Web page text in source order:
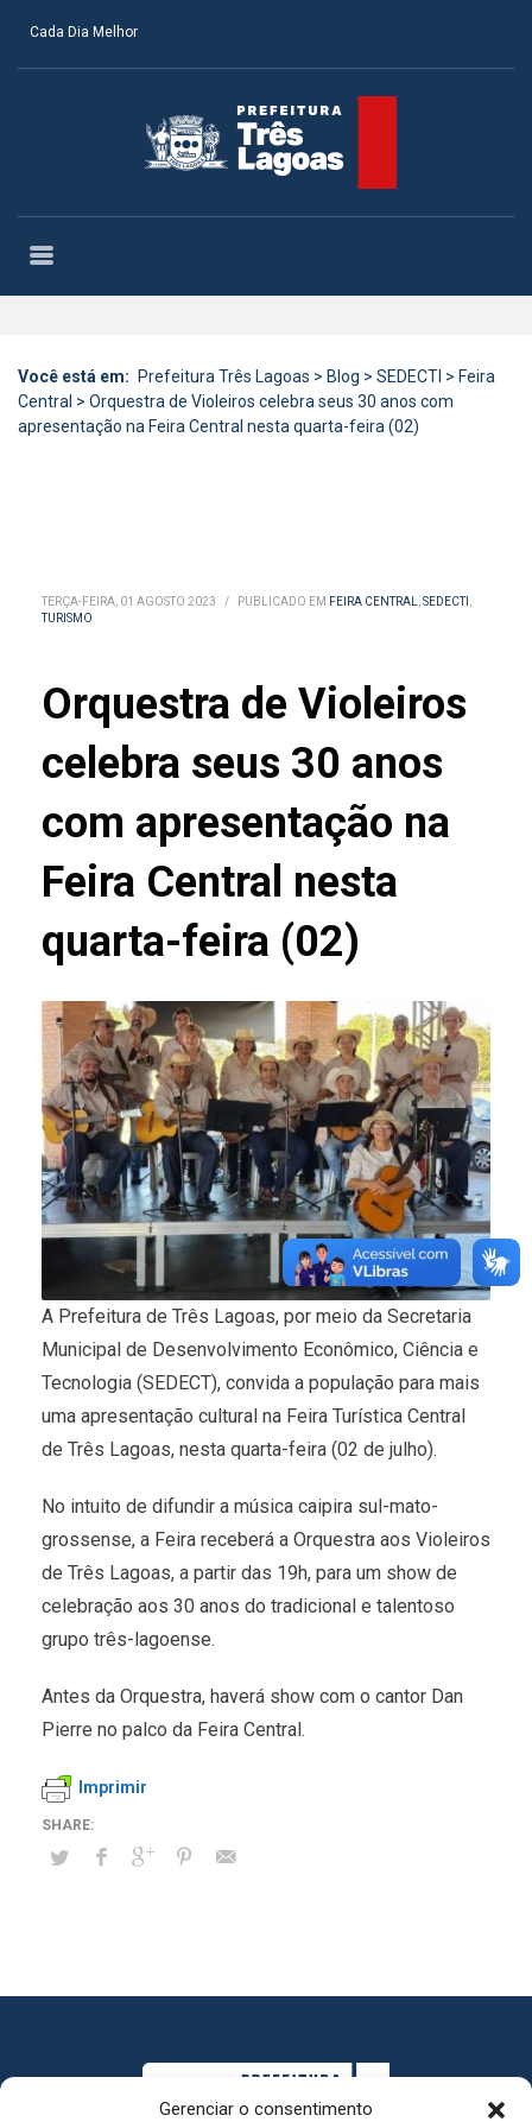
Gerenciar o consentimento
Cada Dia Melhor
Você está em: Prefeitura Três Lagoas > Blog > SEDECTI > Feira
Central > Orquestra de Violeiros celebra seus 30 anos com
apresentação na Feira Central nesta quarta-feira (02)
TERÇA-FEIRA, 01 AGOSTO 2023 / PUBLICADO EM FEIRA CENTRAL,SEDECTI ,
TURISMO
Orquestra de Violeiros
celebra seus 30 anos
com apresentação na
Feira Central nesta
quarta-feira (02)
A Prefeitura de Três Lagoas, por meio da Secretaria
Municipal de Desenvolvimento Econômico, Ciência e
Tecnologia (SEDECT), convida a população para mais
uma apresentação cultural na Feira Turística Central
de Três Lagoas, nesta quarta-feira (02 de julho).
No intuito de difundir a música caipira sul-mato-
grossense, a Feira receberá a Orquestra aos Violeiros
de Três Lagoas, a partir das 19h, para um show de
celebração aos 30 anos do tradicional e talentoso
grupo três-lagoense.
Antes da Orquestra, haverá show com o cantor Dan
Pierre no palco da Feira Central.
Imprimir